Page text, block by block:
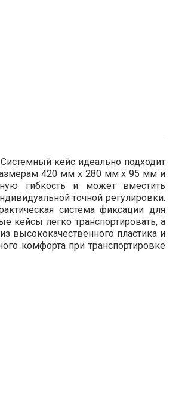
кейс идеально подходит
размерам 420 мм x 280 мм x 95 мм и
гибкость и может вместить
точной регулировки.
система фиксации для
кейсы легко транспортировать, а
высококачественного пластика и
комфорта при транспортировке